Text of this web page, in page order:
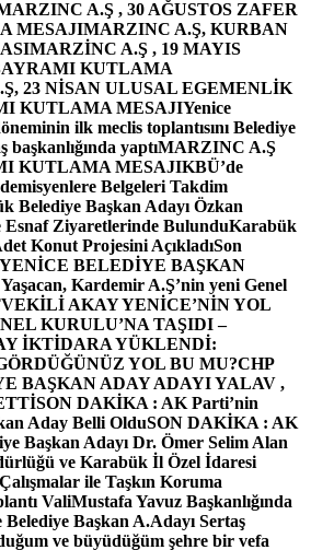
A.Ş , 30 AĞUSTOS ZAFER
MESAJIMARZINC A.Ş, KURBAN
MARZİNC A.Ş , 19 MAYIS
KUTLAMA
23 NİSAN ULUSAL EGEMENLİK
KUTLAMA MESAJIYenice
ilk meclis toplantısını Belediye
başkanlığında yaptıMARZINC A.Ş
KUTLAMA MESAJIKBÜ’de
Belgeleri Takdim
Belediye Başkan Adayı Özkan
Esnaf Ziyaretlerinde BulunduKarabük
Konut Projesini AçıkladıSon
BELEDİYE BAŞKAN
Kardemir A.Ş’nin yeni Genel
AKAY YENİCE’NİN YOL
KURULU’NA TAŞIDI –
İKTİDARA YÜKLENDİ:
YOL BU MU?CHP
BAŞKAN ADAY ADAYI YALAV ,
SON DAKİKA : AK Parti’nin
Aday Belli OlduSON DAKİKA : AK
Başkan Adayı Dr. Ömer Selim Alan
ve Karabük İl Özel İdaresi
ile Taşkın Koruma
ValiMustafa Yavuz Başkanlığında
Başkan A.Adayı Sertaş
ve büyüdüğüm şehre bir vefa